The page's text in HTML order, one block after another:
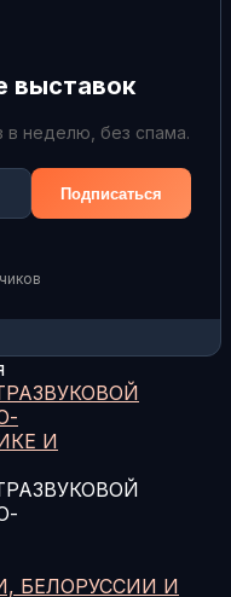
выставок
неделю, без спама.
Подписаться
И
БЕЛОРУССИИ И